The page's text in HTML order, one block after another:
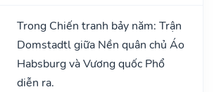
Trong Chiến tranh bảy năm: Trận
Domstadtl giữa Nền quân chủ Áo
Habsburg và Vương quốc Phổ
diễn ra.